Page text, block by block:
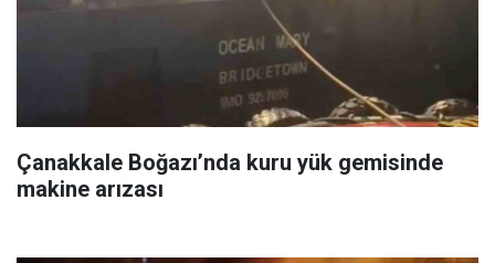
Çanakkale Boğazı’nda kuru yük gemisinde
makine arızası